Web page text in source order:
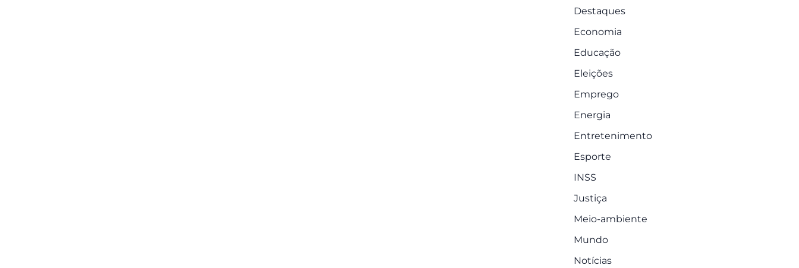
Destaques
Economia
Educação
Eleições
Emprego
Energia
Entretenimento
Esporte
INSS
Justiça
Meio-ambiente
Mundo
Notícias